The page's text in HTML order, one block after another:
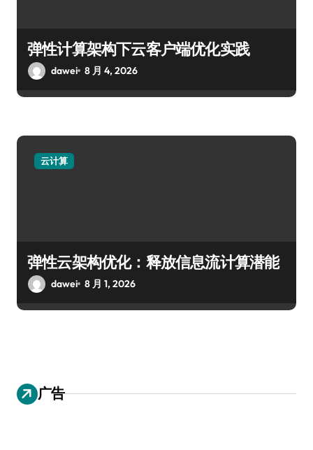
弹性计算架构下云客户端优化实践
dawei 8 月 4, 2026
云计算
弹性云架构优化：释放信息流计算潜能
dawei 8 月 1, 2026
广告